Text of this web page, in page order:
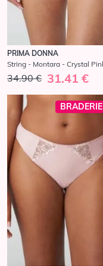
PRIMA DONNA
String - Montara - Crystal
34.90 € 31.41 €